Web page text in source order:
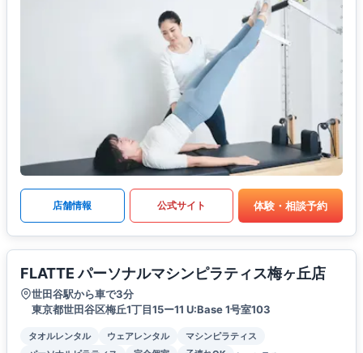
店舗情報 公式サイト 体験・相談予約
FLATTE パーソナルマシンピラティス梅ヶ丘店
世田谷駅から車で3分
東京都世田谷区梅丘1丁目15ー11 U:Base 1号室103
タオルレンタル ウェアレンタル
マシンピラティス